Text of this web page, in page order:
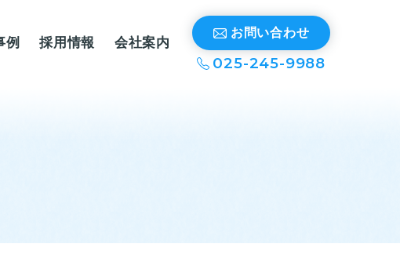
例 採用情報 会社案内
お問い合わせ
025-245-9988